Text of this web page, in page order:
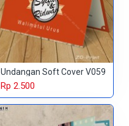
Undangan Soft Cover V059
Rp 2.500